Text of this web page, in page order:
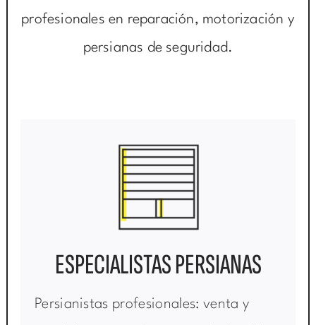
profesionales en reparación, motorización y
persianas de seguridad.
ESPECIALISTAS PERSIANAS
Persianistas profesionales: venta y